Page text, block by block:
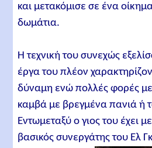
και μετακόμισε σε ένα
δωμάτια.
Η τεχνική του συνεχώς
έργα του πλέον
δύναμη ενώ πολλές φορές
καμβά με βρεγμένα πανιά ή
Εντωμεταξύ ο γιος του έχει
βασικός συνεργάτης του Ελ